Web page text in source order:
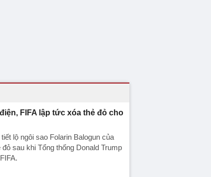
FIFA lập tức xóa thẻ đỏ cho
lộ ngôi sao Folarin Balogun của
sau khi Tổng thống Donald Trump